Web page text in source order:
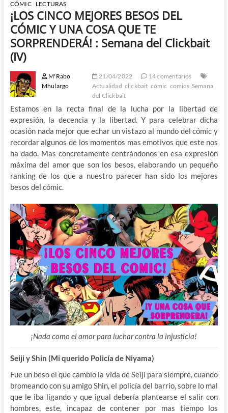
CÓMIC LECTURAS
¡LOS CINCO MEJORES BESOS DEL
CÓMIC Y UNA COSA QUE TE
SORPRENDERÁ! : Semana del Clickbait
(IV)
M'Rabo
Mhulargo
21/04/2022
14 comentarios
Actualidad clickbait cómic comics Semana
del Clickbait
Estamos en la recta final de la lucha por la libertad de
expresión, la decencia y la libertad. Y para celebrar dicha
ocasión nada mejor que echar un vistazo al mundo del cómic y
recordar algunos de los momentos mas emotivos que este nos
ha dado. Mas concretamente centrándonos en esa expresión
máxima del amor que son los besos, elaborando un pequeño
ranking de los que a nuestro parecer han sido los mejores
besos del cómic.
¡Nada como el amor para luchar contra la injusticia!
Seiji y Shin (Mi querido Policía de Niyama)
Fue un beso el que cambio la vida de Seiji para siempre, cuando
bromeando con su amigo Shin, el policía del barrio, sobre lo mal
que le iba ligando y que igual debería plantearse el salir con
hombres, este, incapaz de contener por mas tiempo los